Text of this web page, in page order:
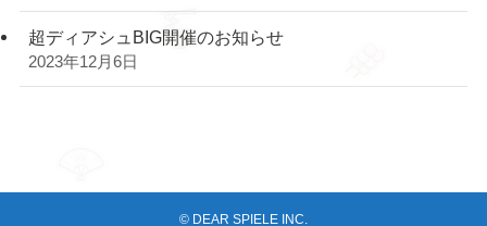
超ディアシュBIG開催のお知らせ
2023年12月6日
© DEAR SPIELE INC.